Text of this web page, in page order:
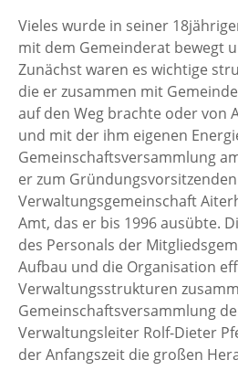
Vieles wurde in seiner
mit dem Gemeinderat bewegt
Zunächst waren es wichtige
die er zusammen mit
auf den Weg brachte oder von
und mit der ihm eigenen
Gemeinschaftsversammlung
er zum
Verwaltungsgemeinschaft
Amt, das er bis 1996 ausübte.
des Personals der
Aufbau und die Organisation
Verwaltungsstrukturen
Gemeinschaftsversammlung
Verwaltungsleiter Rolf-Dieter
der Anfangszeit die großen